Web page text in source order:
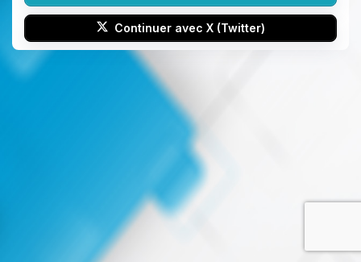
Continuer avec X (Twitter)